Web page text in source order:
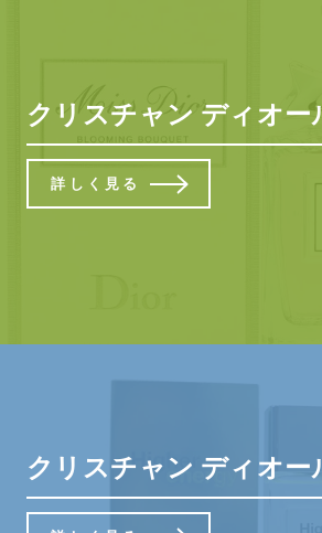
クリスチャン ディオー
詳しく見る
クリスチャン ディオー